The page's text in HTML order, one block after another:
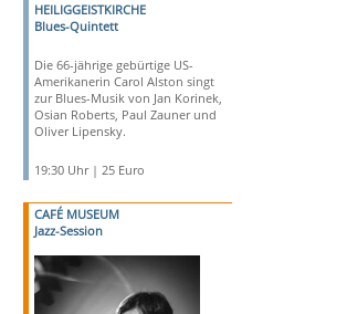
HEILIGGEISTKIRCHE
Blues-Quintett
Die 66-jährige gebürtige US-
Amerikanerin Carol Alston singt
zur Blues-Musik von Jan Korinek,
Osian Roberts, Paul Zauner und
Oliver Lipensky.
19:30 Uhr | 25 Euro
CAFÉ MUSEUM
Jazz-Session